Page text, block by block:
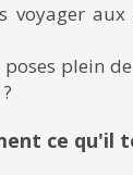
voyager
plein
ce qu'il